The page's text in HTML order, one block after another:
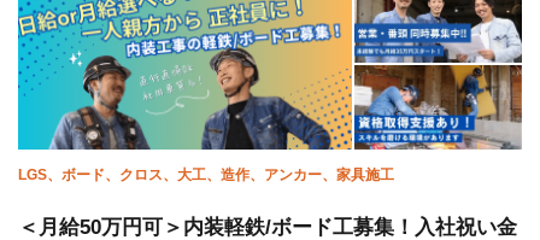
LGS、ボード、クロス、大工、造作、アンカー、家具施工
＜月給50万円可＞内装軽鉄/ボード工募集！入社祝い金